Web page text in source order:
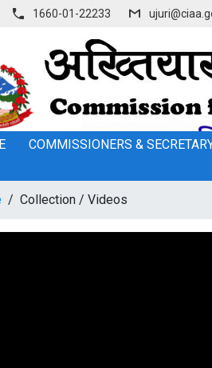
1660-01-22233
COMMISSIONERS &
/ Collection / Videos